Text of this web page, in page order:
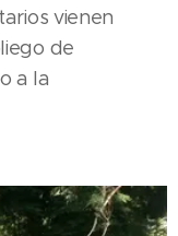
vienen
de
a la